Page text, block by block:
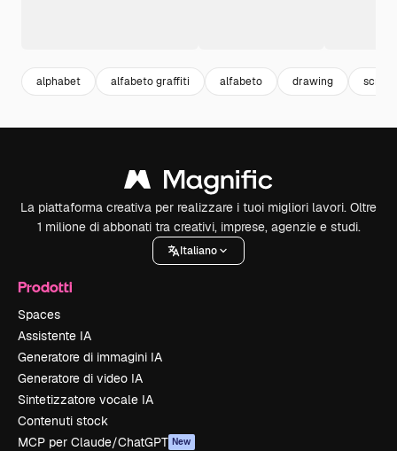
alphabet alfabeto graffiti alfabeto drawing
La piattaforma creativa per realizzare i tuoi migliori lavori. Oltre
1 milione di abbonati tra creativi, imprese, agenzie e studi.
Italiano
Prodotti
Spaces
Assistente IA
Generatore di immagini IA
Generatore di video IA
Sintetizzatore vocale IA
Contenuti stock
MCP per Claude/ChatGPT New